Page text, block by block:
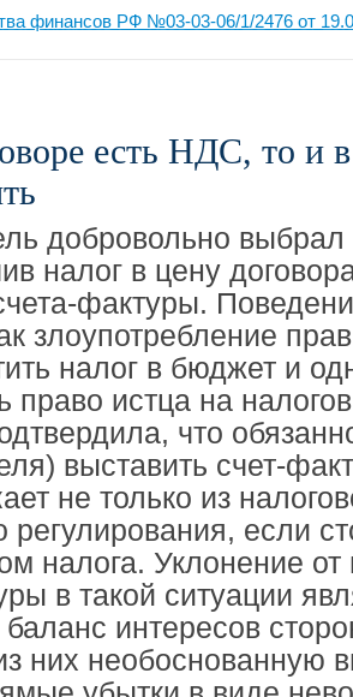
финансов РФ №03-03-06/1/2476 от
есть НДС, то и в
добровольно выбрал
налог в цену
фактуры.
злоупотребление
налог в бюджет и
право истца на
что
выставить счет-
не только из
регулирования, если
налога. Уклонение
в такой ситуации
интересов
них необоснованную